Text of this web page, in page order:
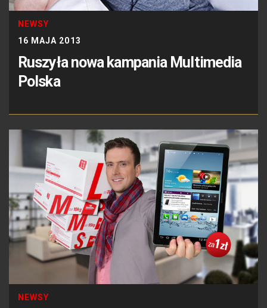
NEWSY
16 MAJA 2013
Ruszyła nowa kampania Multimedia
Polska
NEWSY